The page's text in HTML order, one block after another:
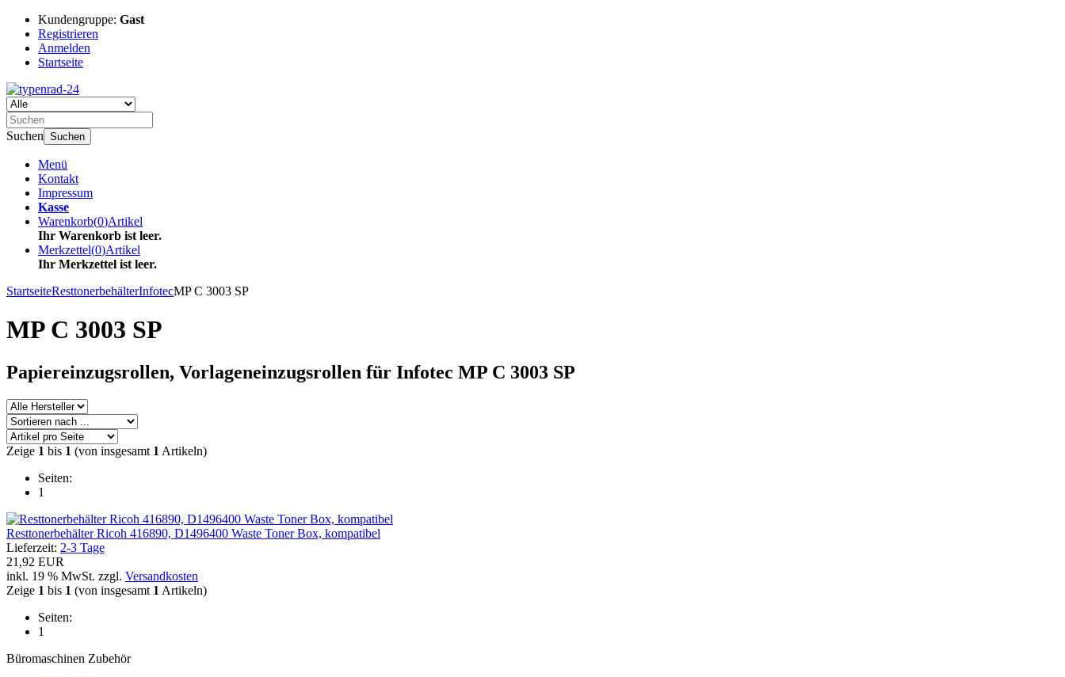
Kundengruppe: Gast
Registrieren
Anmelden
Startseite
Suchen Suchen
Menü
Kontakt
Impressum
Kasse
Warenkorb(0)Artikel
Ihr Warenkorb ist leer.
Merkzettel(0)Artikel
Ihr Merkzettel ist leer.
StartseiteResttonerbehälterInfotecMP C 3003 SP
MP C 3003 SP
Papiereinzugsrollen, Vorlageneinzugsrollen für Infotec MP C 3003 SP
Zeige 1 bis 1 (von insgesamt 1 Artikeln)
Seiten:
1
Resttonerbehälter Ricoh 416890, D1496400 Waste Toner Box, kompatibel
Lieferzeit: 2-3 Tage
21,92 EUR
inkl. 19 % MwSt. zzgl. Versandkosten
Zeige 1 bis 1 (von insgesamt 1 Artikeln)
Seiten:
1
Büromaschinen Zubehör